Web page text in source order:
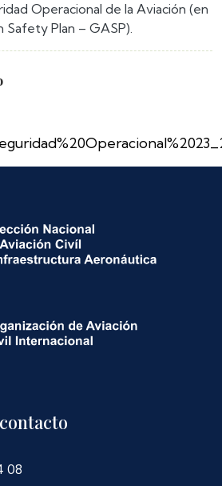
Operacional de la Aviación (en
Safety Plan – GASP).
08